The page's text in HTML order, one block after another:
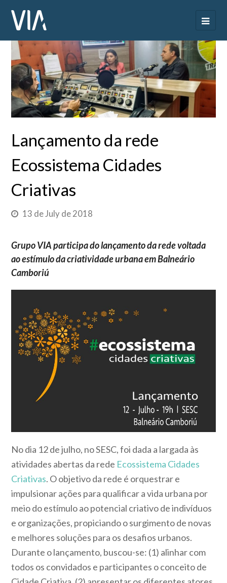
Lançamento da rede
Ecossistema Cidades
Criativas
13 de July de 2018
Grupo VIA participa do lançamento da rede voltada
ao estímulo da criatividade urbana em Balneário
Camboriú
No dia 12 de julho, no SESC, foi dada a largada às
atividades abertas da rede Ecossistema Cidades
Criativas. O objetivo da rede é orquestrar e
impulsionar ações para qualificar a vida urbana por
meio do estímulo ao potencial criativo de indivíduos
e organizações, propiciando o surgimento de novas
e melhores soluções para os desafios urbanos.
Durante o lançamento, buscou-se: (1) alinhar com
todos os convidados e participantes o conceito de